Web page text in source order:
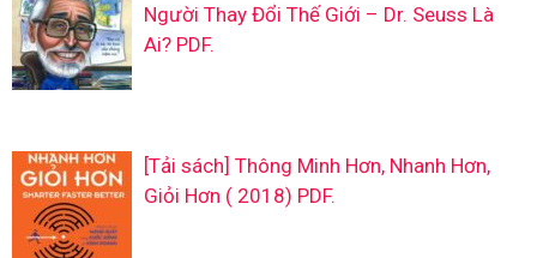
Người Thay Đổi Thế Giới – Dr. Seuss Là
Ai? PDF.
[Tải sách] Thông Minh Hơn, Nhanh Hơn,
Giỏi Hơn ( 2018) PDF.